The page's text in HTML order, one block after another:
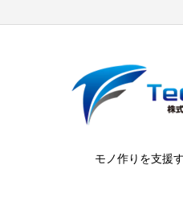
モノ作りを支援